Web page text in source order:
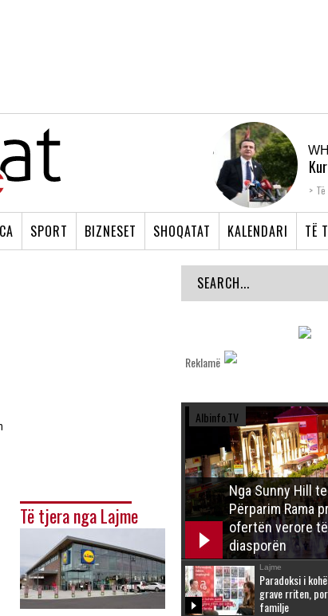
SPORT BIZNESET SHOQATAT KALENDARI TË
Të tjera nga Lajme
Reklamë
Albinfo.TV
Nga Sunny Hill
Përparim Rama
ofertën verore
diasporën
Lajme
Paradoksi i
grave rriten,
familje